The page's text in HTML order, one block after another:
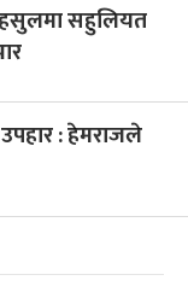
सहुलियत
: हेमराजले